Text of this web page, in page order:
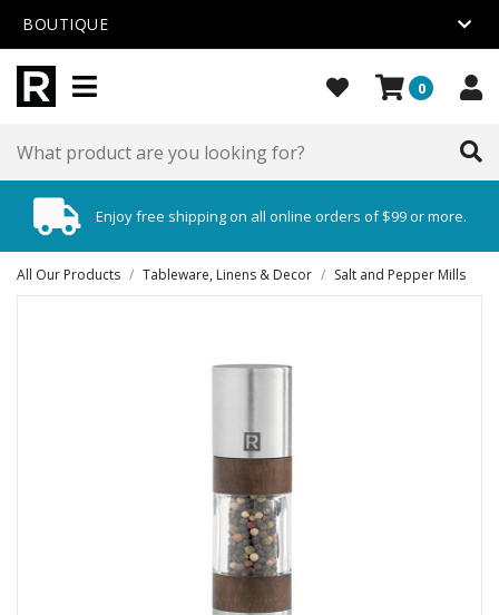
BOUTIQUE
0
Enjoy free shipping on all online orders of $99 or more.
All Our Products / Tableware, Linens & Decor / Salt and Pepper Mills